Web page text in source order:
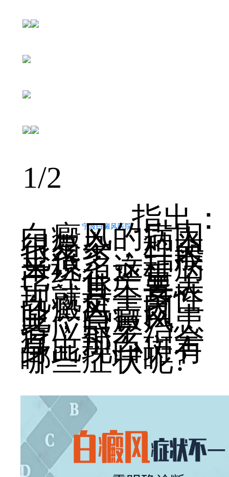
1/2
宁波白癜风医院指出：
白癜风的病因
很复杂，种类
也很多。一般
来说，这种病
已经很严重
了，其主要表
现就是全身性
白癜风。因
此，白癜风患
者应尽早治
疗。那么，全
身出现白斑有
哪些症状呢?